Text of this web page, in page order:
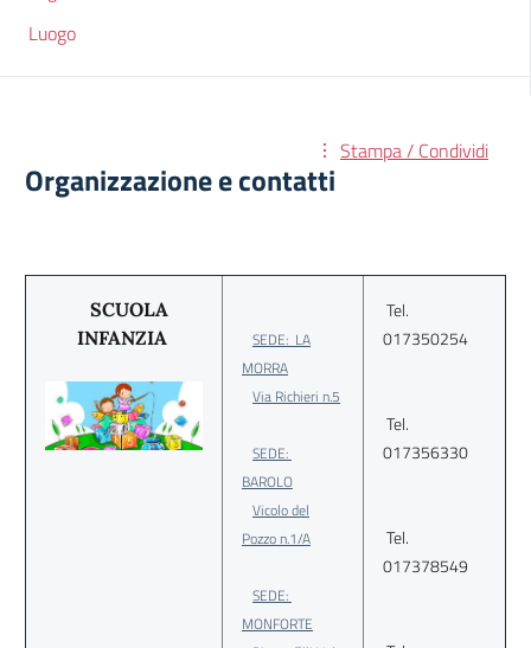
Luogo
Stampa / Condividi
Organizzazione e contatti
SCUOLA
INFANZIA
SEDE: LA
MORRA
Via Richieri n.5
SEDE:
BAROLO
Vicolo del
Pozzo n.1/A
SEDE:
MONFORTE
Tel.
017350254
Tel.
017356330
Tel.
017378549